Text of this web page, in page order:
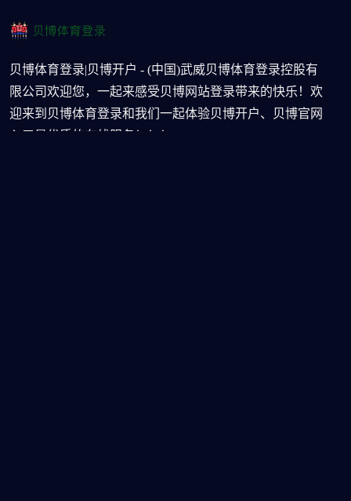
贝博体育登录|贝博开户 - (中国)武威贝博体育登录控股有
限公司欢迎您，一起来感受贝博网站登录带来的快乐！欢
迎来到贝博体育登录和我们一起体验贝博开户、贝博官网
入口最优质的在线服务！！！